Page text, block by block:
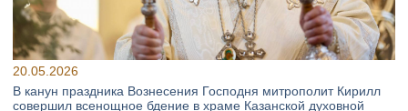
20.05.2026
В канун праздника Вознесения Господня митрополит Кирилл
совершил всенощное бдение в храме Казанской духовной